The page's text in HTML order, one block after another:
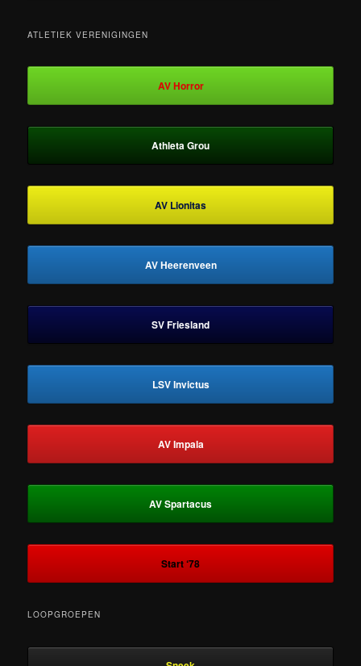
ATLETIEK VERENIGINGEN
AV Horror
Athleta Grou
AV Lionitas
AV Heerenveen
SV Friesland
LSV Invictus
AV Impala
AV Spartacus
Start ‘78
LOOPGROEPEN